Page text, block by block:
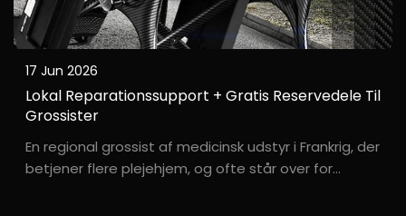
17 Jun 2026
Lokal Reparationssupport + Gratis Reservedele Til
Grossister
En regional grossist af medicinsk udstyr i Frankrig, der
betjener flere plejehjem, og ofte står over for